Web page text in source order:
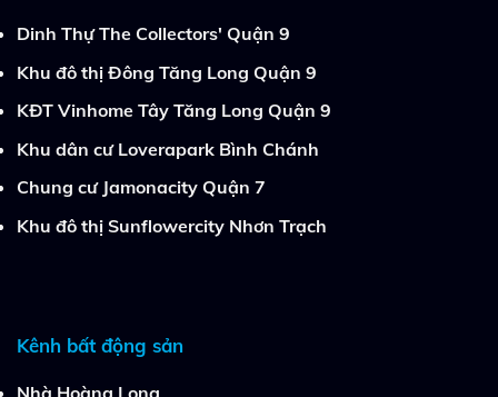
Dinh Thự The Collectors' Quận 9
Khu đô thị Đông Tăng Long Quận 9
KĐT Vinhome Tây Tăng Long Quận 9
Khu dân cư Loverapark Bình Chánh
Chung cư Jamonacity Quận 7
Khu đô thị Sunflowercity Nhơn Trạch
Kênh bất động sản
Nhà Hoàng Long